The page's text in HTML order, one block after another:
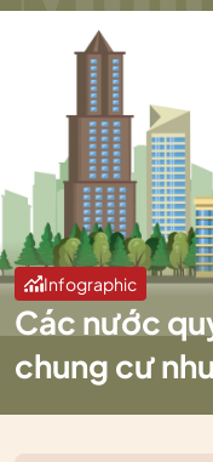
Infographic
Các nước
chung cư